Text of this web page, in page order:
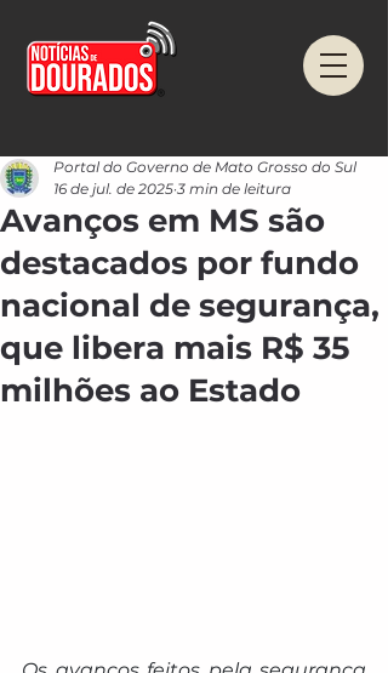
Avanços em MS são
destacados por fundo
nacional de segurança,
que libera mais R$ 35
milhões ao Estado
Portal do Governo de Mato Grosso do Sul
16 de jul. de 2025 3 min de leitura